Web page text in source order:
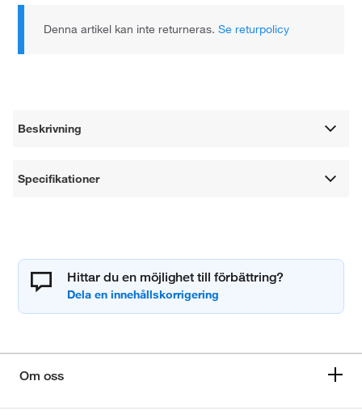
Denna artikel kan inte returneras.Se returpolicy
Beskrivning
Specifikationer
Hittar du en möjlighet till förbättring?
Om oss